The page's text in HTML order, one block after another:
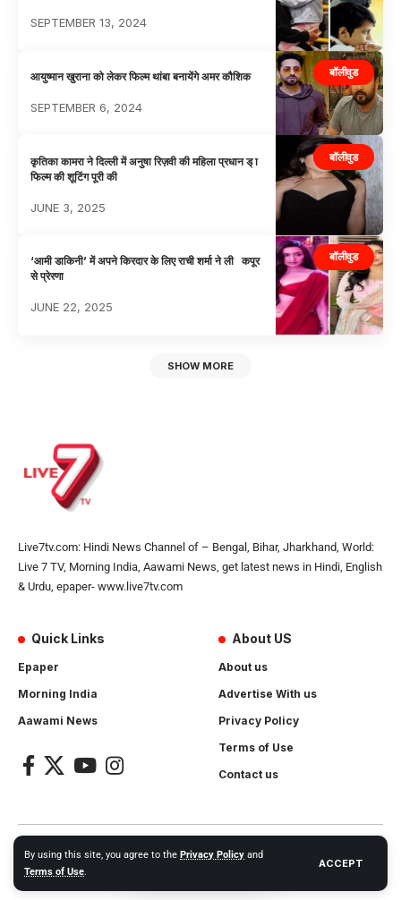
By using this site, you agree to the Privacy Policy and
Terms of Use.
ACCEPT
SEPTEMBER 13, 2024
बॉलीवुड
आयुष्मान खुराना को लेकर फिल्म थांबा बनायेंगे अमर कौशिक
SEPTEMBER 6, 2024
बॉलीवुड
कृतिका कामरा ने दिल्ली में अनुषा रिज़वी की महिला प्रधान ड् ा
फिल्म की शूटिंग पूरी की
JUNE 3, 2025
बॉलीवुड
‘आमी डाकिनी’ में अपने किरदार के लिए राची शर्मा ने ली कपूर
से प्रेरणा
JUNE 22, 2025
SHOW MORE
Live7tv.com: Hindi News Channel of – Bengal, Bihar, Jharkhand, World:
Live 7 TV, Morning India, Aawami News, get latest news in Hindi, English
& Urdu, epaper- www.live7tv.com
Quick Links
Epaper
Morning India
Aawami News
About US
About us
Advertise With us
Privacy Policy
Terms of Use
Contact us
2024- All Rights Reserved.Live 7 tv. Website Created by and